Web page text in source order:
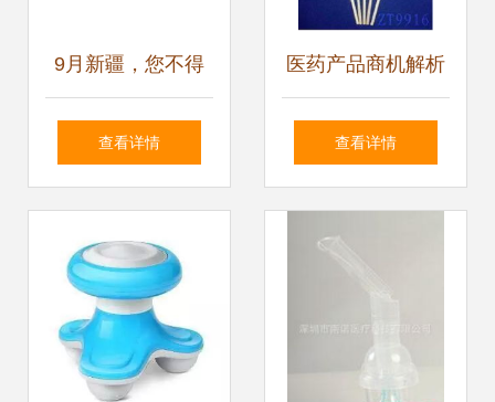
9月新疆，您不得
不知的五大看点与
查看详情
医药产品商机解析
聚焦药品、医疗器
查看详情